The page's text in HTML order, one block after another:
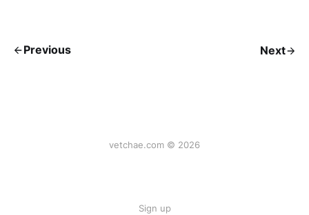
Previous Next
vetchae.com © 2026
Sign up